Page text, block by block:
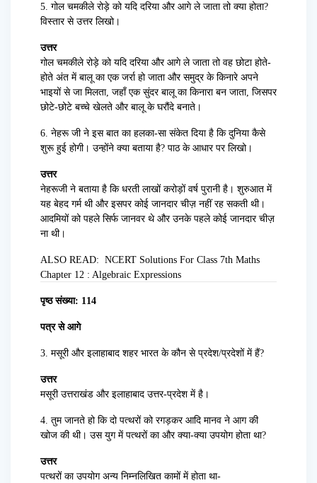
5. गोल चमकीले रोड़े को यदि दरिया और आगे ले जाता तो क्या होता?
विस्तार से उत्तर लिखो।
उत्तर
गोल चमकीले रोड़े को यदि दरिया और आगे ले जाता तो वह छोटा होते-
होते अंत में बालू का एक जर्रा हो जाता और समुद्र के किनारे अपने
भाइयों से जा मिलता, जहाँ एक सुंदर बालू का किनारा बन जाता, जिसपर
छोटे-छोटे बच्चे खेलते और बालू के घरौंदे बनाते।
6. नेहरू जी ने इस बात का हलका-सा संकेत दिया है कि दुनिया कैसे
शुरू हुई होगी। उन्होंने क्या बताया है? पाठ के आधार पर लिखो।
उत्तर
नेहरूजी ने बताया है कि धरती लाखों करोड़ों वर्ष पुरानी है। शुरुआत में
यह बेहद गर्म थी और इसपर कोई जानदार चीज़ नहीं रह सकती थी।
आदमियों को पहले सिर्फ जानवर थे और उनके पहले कोई जानदार चीज़
ना थी।
ALSO READ: NCERT Solutions For Class 7th Maths
Chapter 12 : Algebraic Expressions
पृष्ठ संख्या: 114
पत्र से आगे
3. मसूरी और इलाहाबाद शहर भारत के कौन से प्रदेश/प्रदेशों में हैं?
उत्तर
मसूरी उत्तराखंड और इलाहाबाद उत्तर-प्रदेश में है।
4. तुम जानते हो कि दो पत्थरों को रगड़कर आदि मानव ने आग की
खोज की थी। उस युग में पत्थरों का और क्या-क्या उपयोग होता था?
उत्तर
पत्थरों का उपयोग अन्य निम्नलिखित कामों में होता था-